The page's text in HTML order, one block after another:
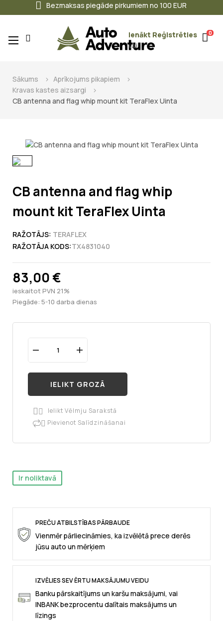
Bezmaksas piegāde pirkumiem no 100 EUR
Ienākt
vai
Reģistrēties 0
Toggle
navigation
☰
Sākums
Aprīkojums pikapiem
Kravas kastes aizsargi
CB antenna and flag whip mount kit TeraFlex Uinta
CB antenna and flag whip
mount kit TeraFlex Uinta
RAŽOTĀJS: TERAFLEX
RAŽOTĀJA KODS:TX4831040
83,00 €
ieskaitot PVN 21%
Piegāde: 5-10 darba dienas
IELIKT GROZĀ
 Ielikt Vēlmju Sarakstā
 Pievienot Salīdzināšanai
Ir noliktavā
PREČU ATBILSTĪBAS PĀRBAUDE
Vienmēr pārliecināmies, ka izvēlētā prece derēs
jūsu auto un mērķiem
IZVĒLIES SEV ĒRTU MAKSĀJUMU VEIDU
Banku pārskaitījums un karšu maksājumi, vai
INBANK bezprocentu dalītais maksājums un
līzings